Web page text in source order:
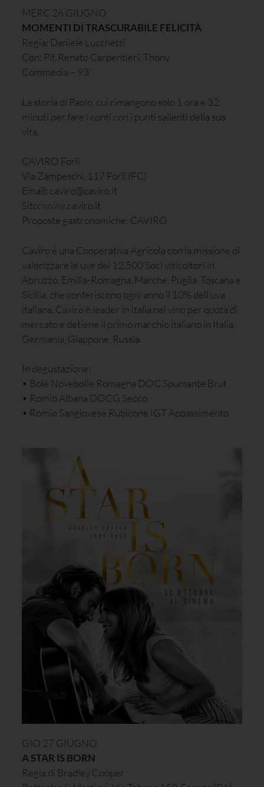
MERC 26 GIUGNO
MOMENTI DI TRASCURABILE FELICITÀ
Regia: Daniele Lucchetti
Con: Pif, Renato Carpentieri, Thony
Commedia – 93’
La storia di Paolo, cui rimangono solo 1 ora e 32
minuti per fare i conti con i punti salienti della sua
vita.
CAVIRO Forlì
Via Zampeschi, 117 Forlì (FC)
Email: caviro@caviro.it
Sito: www.caviro.it
Proposte gastronomiche: CAVIRO
Caviro è una Cooperativa Agricola con la missione di
valorizzare le uve dei 12.500 Soci viticoltori in
Abruzzo, Emilia-Romagna, Marche, Puglia, Toscana e
Sicilia, che conferiscono ogni anno il 10% dell’uva
italiana. Caviro è leader in Italia nel vino per quota di
mercato e detiene il primo marchio italiano in Italia,
Germania, Giappone, Russia.
In degustazione:
• Bolè Novebolle Romagna DOC Spumante Brut
• Romio Albana DOCG Secco
• Romio Sangiovese Rubicone IGT Appassimento
GIO 27 GIUGNO
A STAR IS BORN
Regia di Bradley Cooper